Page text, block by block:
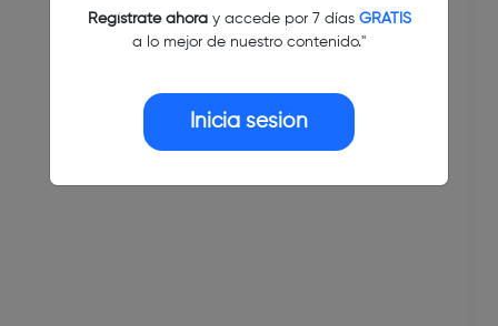
Regístrate ahoray accede por 7 días GRATIS
a lo mejor de nuestro contenido."
Inicia sesión